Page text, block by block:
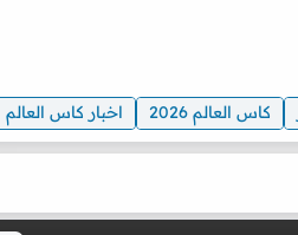
كاس العالم 2026 اخبار كاس العالم